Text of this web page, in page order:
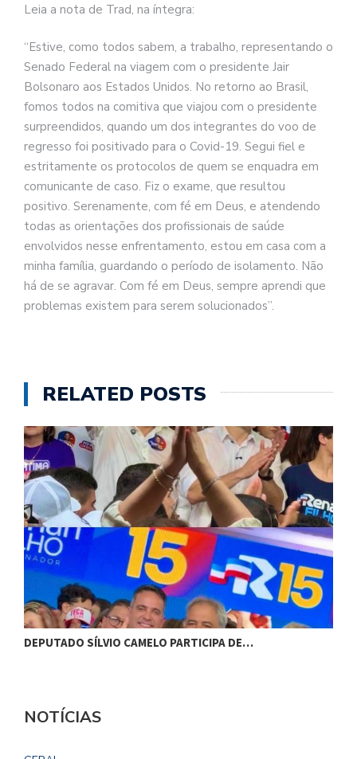
Leia a nota de Trad, na íntegra:
“Estive, como todos sabem, a trabalho, representando o
Senado Federal na viagem com o presidente Jair
Bolsonaro aos Estados Unidos. No retorno ao Brasil,
fomos todos na comitiva que viajou com o presidente
surpreendidos, quando um dos integrantes do voo de
regresso foi positivado para o Covid-19. Segui fiel e
estritamente os protocolos de quem se enquadra em
comunicante de caso. Fiz o exame, que resultou
positivo. Serenamente, com fé em Deus, e atendendo
todas as orientações dos profissionais de saúde
envolvidos nesse enfrentamento, estou em casa com a
minha família, guardando o período de isolamento. Não
há de se agravar. Com fé em Deus, sempre aprendi que
problemas existem para serem solucionados”.
RELATED POSTS
DEPUTADO SÍLVIO CAMELO PARTICIPA DE…
NOTÍCIAS